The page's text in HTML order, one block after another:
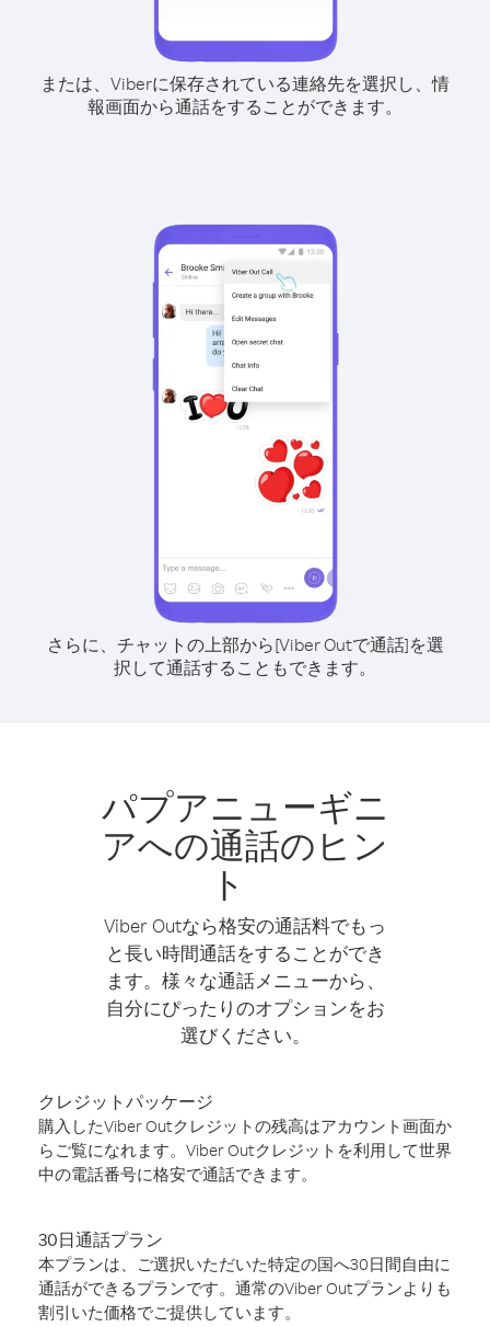
または、Viberに保存されている連絡先を選択し、情
報画面から通話をすることができます。
さらに、チャットの上部から[Viber Outで通話]を選
択して通話することもできます。
パプアニューギニ
アへの通話のヒン
ト
Viber Outなら格安の通話料でもっ
と長い時間通話をすることができ
ます。様々な通話メニューから、
自分にぴったりのオプションをお
選びください。
クレジットパッケージ
購入したViber Outクレジットの残高はアカウント画面か
らご覧になれます。Viber Outクレジットを利用して世界
中の電話番号に格安で通話できます。
30日通話プラン
本プランは、ご選択いただいた特定の国へ30日間自由に
通話ができるプランです。通常のViber Outプランよりも
割引いた価格でご提供しています。